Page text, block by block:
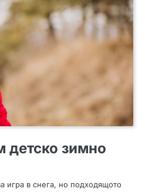
детско зимно
игра в снега, но подходящото